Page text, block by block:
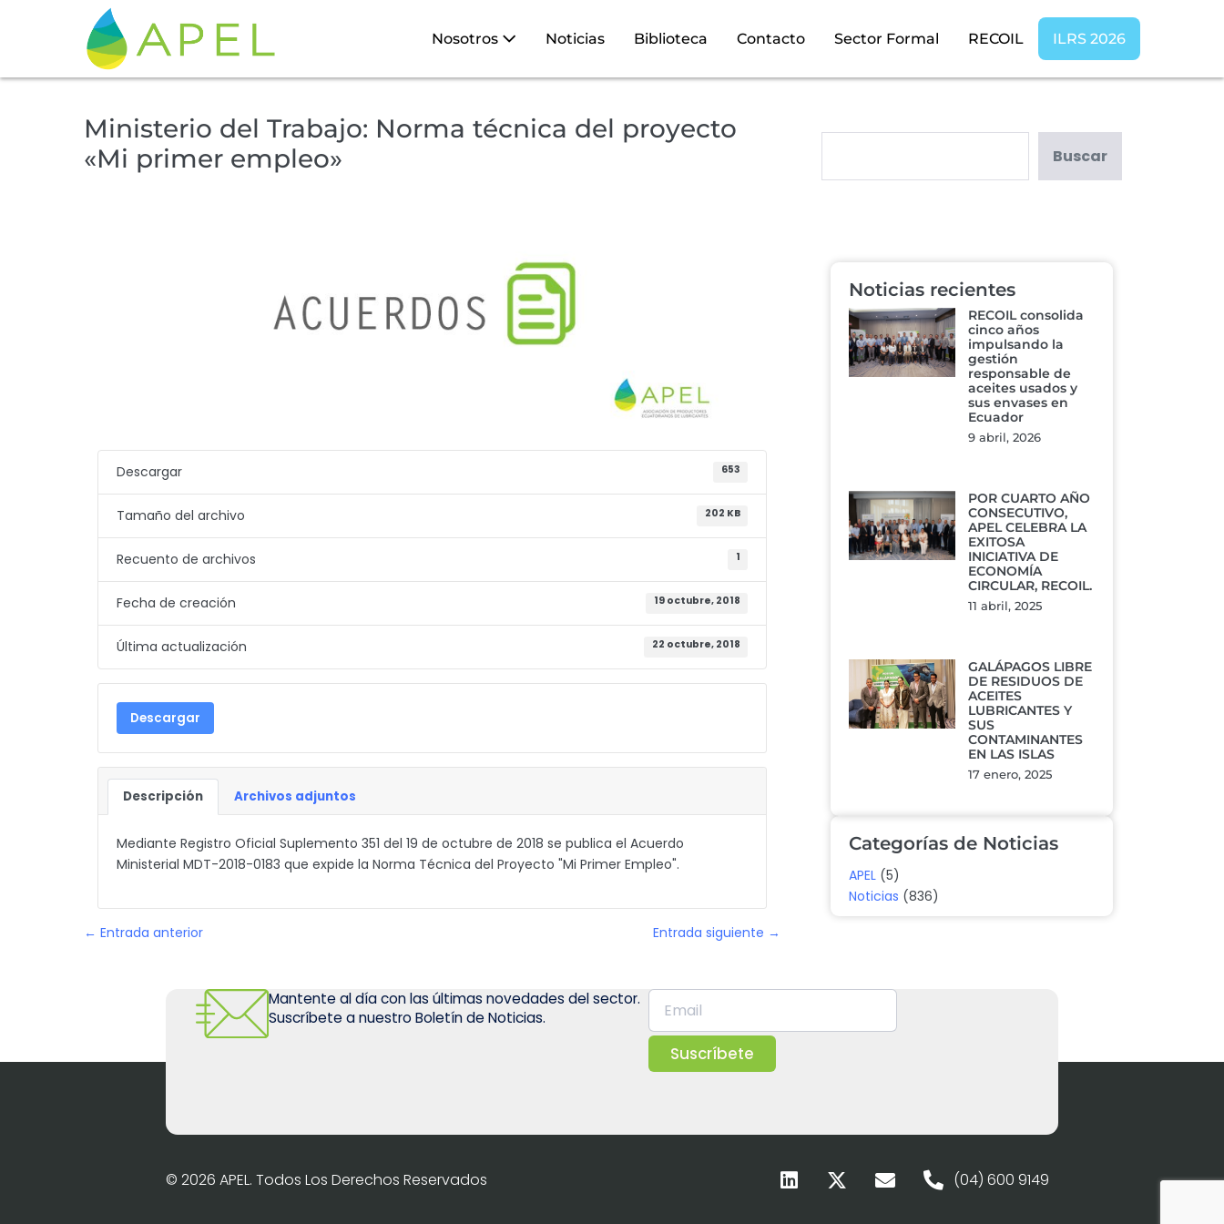
Nosotros Noticias Biblioteca Contacto Sector Formal RECOIL ILRS 2026
Ministerio del Trabajo: Norma técnica del proyecto
«Mi primer empleo»
Descargar 653
Tamaño del archivo 202 KB
Recuento de archivos 1
Fecha de creación 19 octubre, 2018
Última actualización 22 octubre, 2018
Descargar
Descripción Archivos adjuntos
Mediante Registro Oficial Suplemento 351 del 19 de octubre de 2018 se publica el Acuerdo
Ministerial MDT-2018-0183 que expide la Norma Técnica del Proyecto "Mi Primer Empleo".
← Entrada anterior Entrada siguiente →
Buscar
Noticias recientes
RECOIL consolida
cinco años
impulsando la
gestión
responsable de
aceites usados y
sus envases en
Ecuador
9 abril, 2026
POR CUARTO AÑO
CONSECUTIVO,
APEL CELEBRA LA
EXITOSA
INICIATIVA DE
ECONOMÍA
CIRCULAR, RECOIL.
11 abril, 2025
GALÁPAGOS LIBRE
DE RESIDUOS DE
ACEITES
LUBRICANTES Y
SUS
CONTAMINANTES
EN LAS ISLAS
17 enero, 2025
Categorías de Noticias
APEL(5)
Noticias (836)
Mantente al día con las últimas novedades del sector.
Suscríbete a nuestro Boletín de Noticias.
Suscríbete
© 2026 APEL. Todos Los Derechos Reservados (04) 600 9149